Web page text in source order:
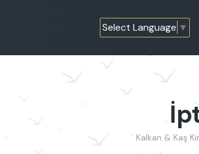
Select Language ▼
Kalkan & Kaş